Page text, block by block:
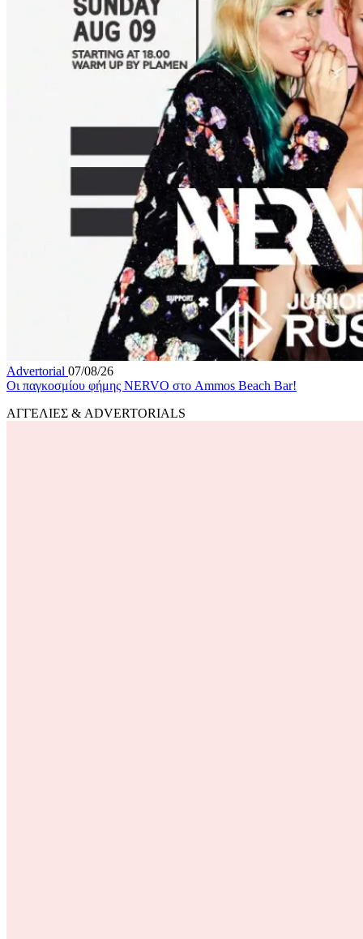
Advertorial 07/08/26
Οι παγκοσμίου φήμης NERVO στο Ammos Beach Bar!
ΑΓΓΕΛΙΕΣ & ADVERTORIALS